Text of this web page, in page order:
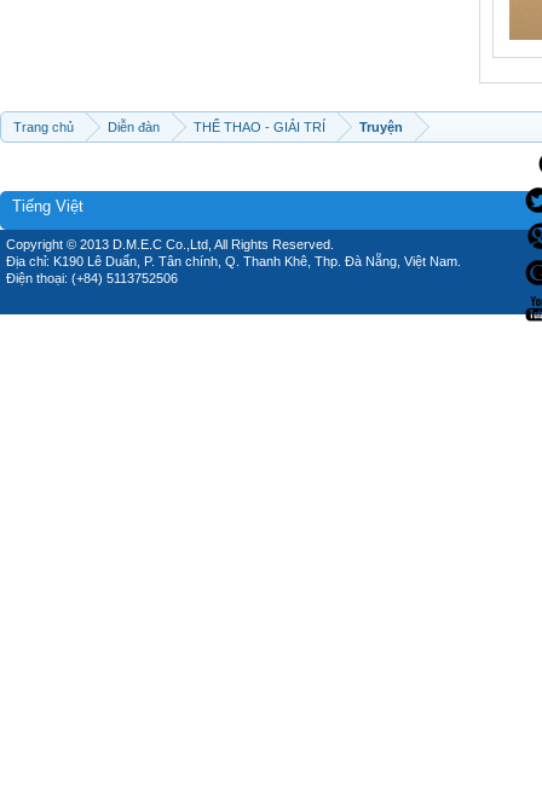
Trang chủ Diễn đàn THỂ THAO - GIẢI TRÍ Truyện
Tiếng Việt
Copyright © 2013 D.M.E.C Co.,Ltd, All Rights Reserved.
Địa chỉ: K190 Lê Duẩn, P. Tân chính, Q. Thanh Khê, Thp. Đà Nẵng, Việt Nam.
Điện thoại: (+84) 5113752506